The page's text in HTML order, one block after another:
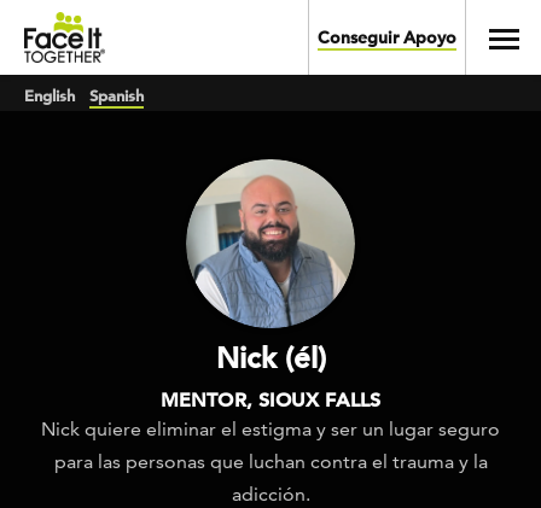
Skip to main content
Conseguir Apoyo
English Spanish
Nick (él)
MENTOR, SIOUX FALLS
Nick quiere eliminar el estigma y ser un lugar seguro
para las personas que luchan contra el trauma y la
adicción.